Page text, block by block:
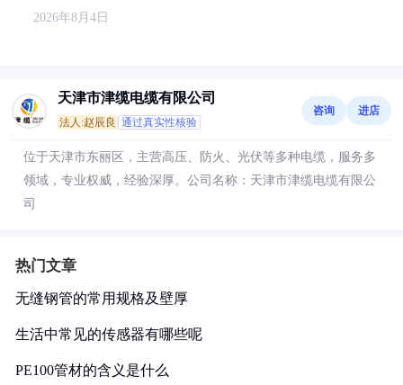
2026年8月4日
天津市津缆电缆有限公司
法人:赵辰良 通过真实性核验
咨询 进店
位于天津市东丽区，主营高压、防火、光伏等多种电缆，服务多
领域，专业权威，经验深厚。公司名称：天津市津缆电缆有限公
司
热门文章
无缝钢管的常用规格及壁厚
生活中常见的传感器有哪些呢
PE100管材的含义是什么